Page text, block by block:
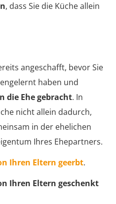
, dass Sie die Küche allein
angeschafft, bevor Sie
haben und
die Ehe gebracht. In
nicht allein dadurch,
in der ehelichen
Ihres Ehepartners.
Ihren Eltern geerbt.
Ihren Eltern geschenkt